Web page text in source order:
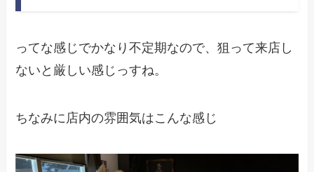
ってな感じでかなり不定期なので、狙って来店し
ないと厳しい感じっすね。
ちなみに店内の雰囲気はこんな感じ